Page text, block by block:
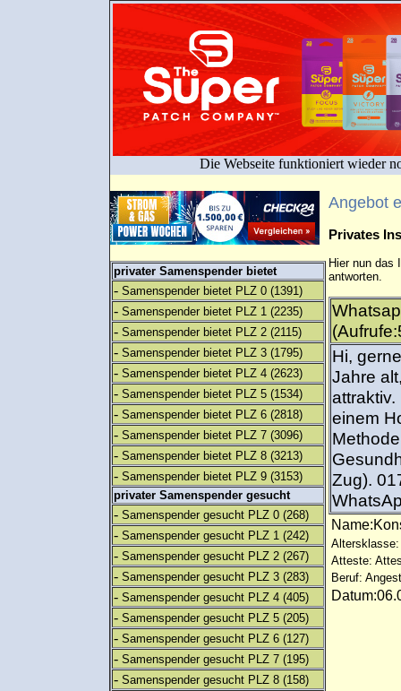
Die Webseite funktioniert wieder
privater Samenspender bietet
- Samenspender bietet PLZ 0 (1391)
- Samenspender bietet PLZ 1 (2235)
- Samenspender bietet PLZ 2 (2115)
- Samenspender bietet PLZ 3 (1795)
- Samenspender bietet PLZ 4 (2623)
- Samenspender bietet PLZ 5 (1534)
- Samenspender bietet PLZ 6 (2818)
- Samenspender bietet PLZ 7 (3096)
- Samenspender bietet PLZ 8 (3213)
- Samenspender bietet PLZ 9 (3153)
privater Samenspender gesucht
- Samenspender gesucht PLZ 0 (268)
- Samenspender gesucht PLZ 1 (242)
- Samenspender gesucht PLZ 2 (267)
- Samenspender gesucht PLZ 3 (283)
- Samenspender gesucht PLZ 4 (405)
- Samenspender gesucht PLZ 5 (205)
- Samenspender gesucht PLZ 6 (127)
- Samenspender gesucht PLZ 7 (195)
- Samenspender gesucht PLZ 8 (158)
Angebot
Privates
Hier nun das
antworten.
Hi,
Jahre
einem
Zug).
Altersklasse:
Atteste:
Beruf: